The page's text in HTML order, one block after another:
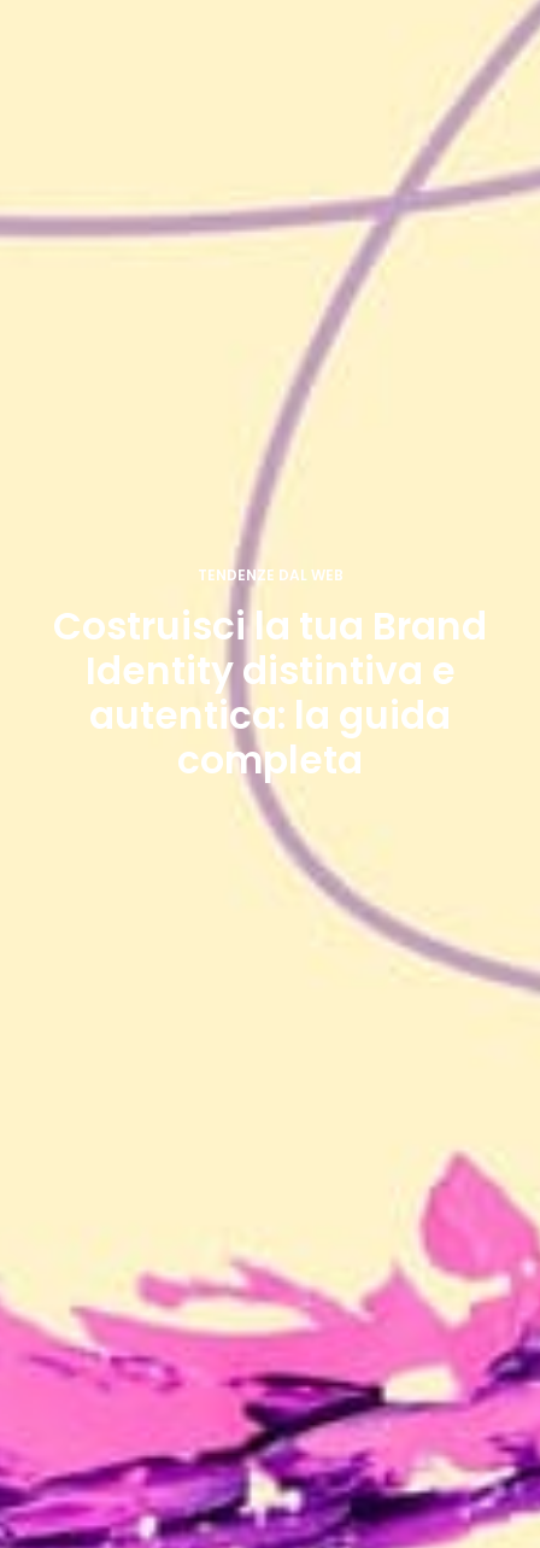
TENDENZE DAL WEB
Costruisci la tua Brand
Identity distintiva e
autentica: la guida
completa